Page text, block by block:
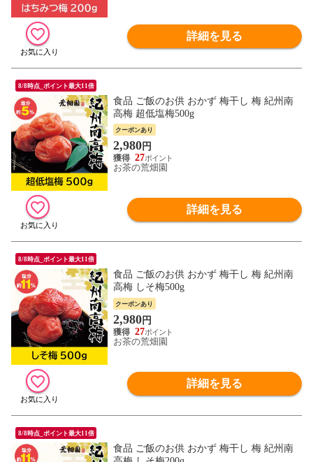
詳細を見る
8/8時点_ポイント最大11倍
食品 ご飯のお供 おかず 梅干し 梅 紀州南
高梅 超低塩梅500g
クーポンあり
2,980円
27
お茶の荒畑園
詳細を見る
8/8時点_ポイント最大11倍
食品 ご飯のお供 おかず 梅干し 梅 紀州南
高梅 しそ梅500g
クーポンあり
2,980円
27
お茶の荒畑園
詳細を見る
8/8時点_ポイント最大11倍
食品 ご飯のお供 おかず 梅干し 梅 紀州南